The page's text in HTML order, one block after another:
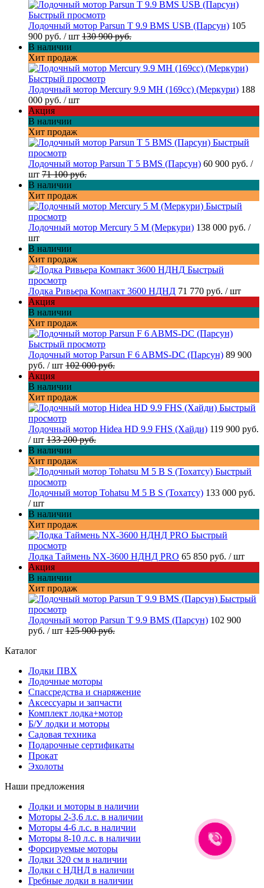
Быстрый просмотр
Лодочный мотор Parsun T 9.9 BMS USB (Парсун) 105
900 руб. / шт 130 900 руб.
В наличии
Хит продаж
Быстрый просмотр
Лодочный мотор Mercury 9.9 MH (169cc) (Меркури) 188
000 руб. / шт
Акция
В наличии
Хит продаж
Быстрый
просмотр
Лодочный мотор Parsun T 5 BMS (Парсун) 60 900 руб. /
шт 71 100 руб.
В наличии
Хит продаж
Быстрый
просмотр
Лодочный мотор Mercury 5 M (Меркури) 138 000 руб. /
шт
В наличии
Хит продаж
Быстрый
просмотр
Лодка Ривьера Компакт 3600 НДНД 71 770 руб. / шт
Акция
В наличии
Хит продаж
Быстрый просмотр
Лодочный мотор Parsun F 6 ABMS-DC (Парсун) 89 900
руб. / шт 102 000 руб.
Акция
В наличии
Хит продаж
Быстрый
просмотр
Лодочный мотор Hidea HD 9.9 FHS (Хайди) 119 900 руб.
/ шт 133 200 руб.
В наличии
Хит продаж
Быстрый
просмотр
Лодочный мотор Tohatsu M 5 B S (Тохатсу) 133 000 руб.
/ шт
В наличии
Хит продаж
Быстрый
просмотр
Лодка Таймень NX-3600 НДНД PRO 65 850 руб. / шт
Акция
В наличии
Хит продаж
Быстрый
просмотр
Лодочный мотор Parsun T 9.9 BMS (Парсун) 102 900
руб. / шт 125 900 руб.
Каталог
Лодки ПВХ
Лодочные моторы
Спассредства и снаряжение
Аксессуары и запчасти
Комплект лодка+мотор
Б/У лодки и моторы
Садовая техника
Подарочные сертификаты
Прокат
Эхолоты
Наши предложения
Лодки и моторы в наличии
Моторы 2-3,6 л.с. в наличии
Моторы 4-6 л.с. в наличии
Моторы 8-10 л.с. в наличии
Форсируемые моторы
Лодки 320 см в наличии
Лодки с НДНД в наличии
Гребные лодки в наличии